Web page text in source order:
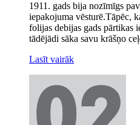
1911. gads bija nozīmīgs
iepakojuma vēsturē.Tāpēc,
folijas debijas gads pārtikas
tādējādi sāka savu krāšņo
Lasīt vairāk